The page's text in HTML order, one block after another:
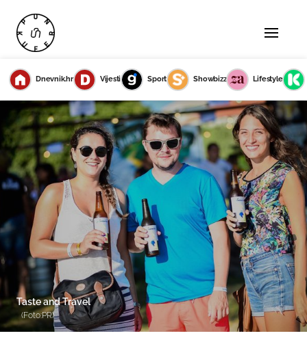
Dnevnik.hr Vijesti Sport Showbizz Lifestyle
Taste and Travel
(Foto:PR)